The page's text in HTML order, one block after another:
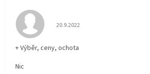
Hodnocení obchodu je 5 z 5
20.9.2022
+ Výběr, ceny, ochota
Nic